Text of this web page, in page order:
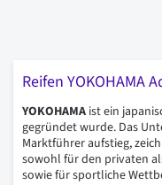
Reifen YOKOHAMA
YOKOHAMA ist ein
gegründet wurde. Das
Marktführer aufstieg,
sowohl für den privaten
sowie für sportliche